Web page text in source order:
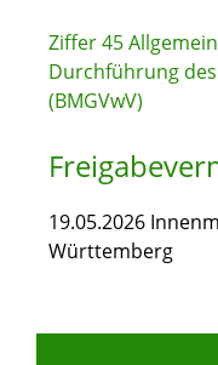
Ziffer 45
Durchführung
(BMGVwV)
19.05.2026
Württemberg